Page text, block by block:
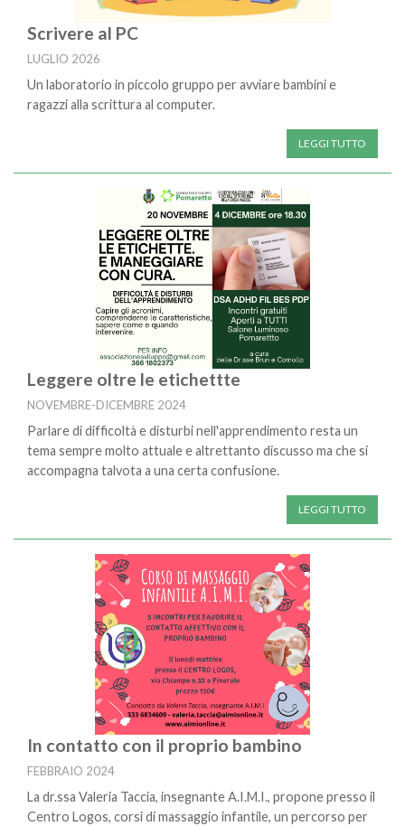
Scrivere al PC
LUGLIO 2026
Un laboratorio in piccolo gruppo per avviare bambini e
ragazzi alla scrittura al computer.
LEGGI TUTTO
Leggere oltre le etichettte
NOVEMBRE-DICEMBRE 2024
Parlare di difficoltà e disturbi nell'apprendimento resta un
tema sempre molto attuale e altrettanto discusso ma che si
accompagna talvota a una certa confusione.
LEGGI TUTTO
In contatto con il proprio bambino
FEBBRAIO 2024
La dr.ssa Valeria Taccia, insegnante A.I.M.I., propone presso il
Centro Logos, corsi di massaggio infantile, un percorso per